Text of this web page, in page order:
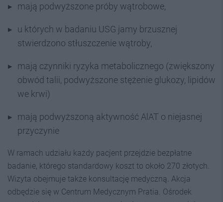
mają podwyższone próby wątrobowe,
u których w badaniu USG jamy brzusznej
stwierdzono stłuszczenie wątroby,
mają czynniki ryzyka metabolicznego (zwiększony
obwód talii, podwyższone stężenie glukozy, lipidów
we krwi)
mają podwyższoną aktywność AlAT o niejasnej
przyczynie
W ramach udziału każdy pacjent przejdzie bezpłatne
badanie, którego standardowy koszt to około 270 złotych.
Wizyta obejmuje także konsultację medyczną. Akcja
odbędzie się w Centrum Medycznym Pratia. Ośrodek